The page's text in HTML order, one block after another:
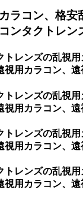
ラコン、格
ンタクトレ
トレンズの乱視
視用カラコン、
トレンズの乱視
視用カラコン、
トレンズの乱視
視用カラコン、
トレンズの乱視
視用カラコン、